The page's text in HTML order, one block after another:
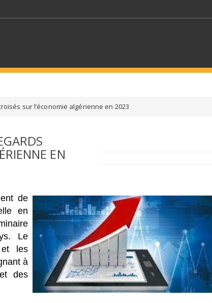
SÉLECTIONNEZ UNE CATÉGORIE
sur l’économie algérienne en 2023
EN
de
en
Le
les
à
des